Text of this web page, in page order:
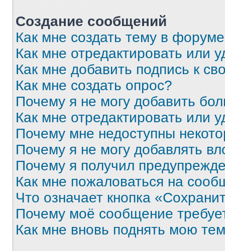
Создание сообщений
Как мне создать тему в
Как мне отредактировать или
Как мне добавить подпись к
Как мне создать опрос?
Почему я не могу добавить
Как мне отредактировать или
Почему мне недоступны
Почему я не могу добавлять
Почему я получил
Как мне пожаловаться на
Что означает кнопка
Почему моё сообщение
Как мне вновь поднять мою